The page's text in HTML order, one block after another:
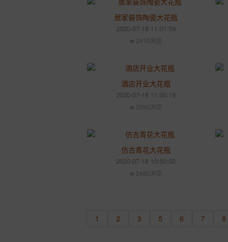
居家装饰陶瓷大花瓶
2020-07-18 11:01:59
2410浏览
酒店开业大花瓶
2020-07-18 11:00:19
2590浏览
仿古青花大花瓶
2020-07-18 10:50:50
2480浏览
1 2 3 5 6 7 8